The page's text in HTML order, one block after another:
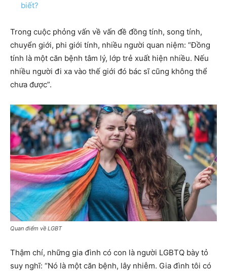
biết?
Trong cuộc phỏng vấn về vấn đề đồng tính, song tính,
chuyển giới, phi giới tính, nhiều người quan niệm: “Đồng
tính là một căn bệnh tâm lý, lớp trẻ xuất hiện nhiều. Nếu
nhiều người đi xa vào thế giới đó bác sĩ cũng không thể
chưa được”.
Quan điểm về LGBT
Thậm chí, những gia đình có con là người LGBTQ bày tỏ
suy nghĩ: “Nó là một căn bệnh, lây nhiễm. Gia đình tôi có